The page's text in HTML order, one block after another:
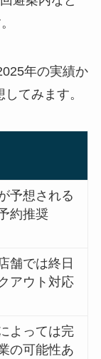
年の実績か
てみます。
予想される
約推奨
舗では終日
アウト対応
よっては完
の可能性あ